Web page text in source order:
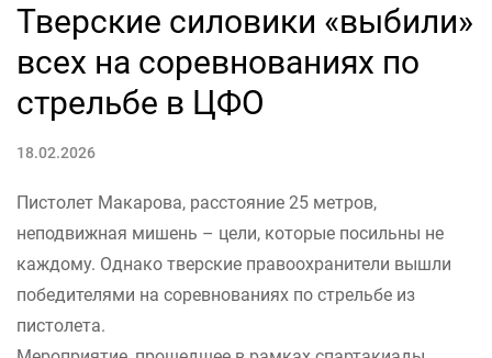
Тверские силовики «выбили»
всех на соревнованиях по
стрельбе в ЦФО
18.02.2026
Пистолет Макарова, расстояние 25 метров,
неподвижная мишень – цели, которые посильны не
каждому. Однако тверские правоохранители вышли
победителями на соревнованиях по стрельбе из
пистолета.